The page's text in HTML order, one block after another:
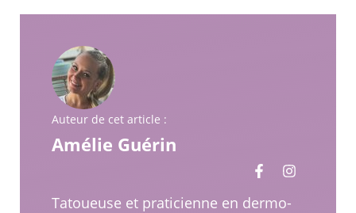
Auteur de cet article :
Amélie Guérin
Tatoueuse et praticienne en dermo-